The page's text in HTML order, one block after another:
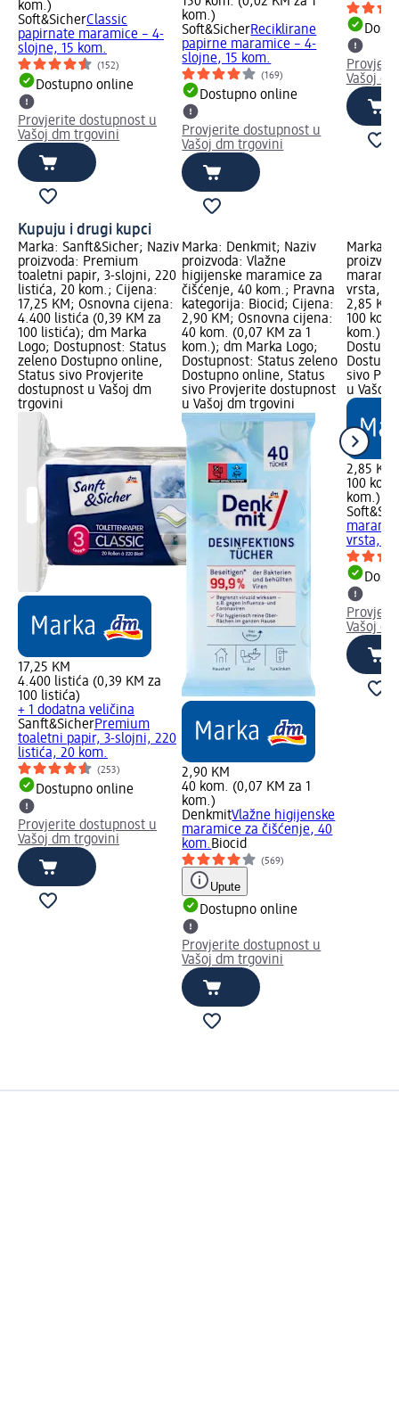
kom.)
Soft&SicherClassic
papirnate maramice – 4-
slojne, 15 kom.
(152)
Dostupno online
Provjerite dostupnost u
Vašoj dm trgovini
kom.)
Soft&SicherReciklirane
papirne maramice – 4-
slojne, 15 kom.
(169)
Dostupno online
Provjerite dostupnost u
Vašoj dm trgovini
Vašoj
Kupuju i drugi kupci
Marka: Sanft&Sicher; Naziv
proizvoda: Premium
toaletni papir, 3-slojni, 220
listića, 20 kom.; Cijena:
17,25 KM; Osnovna cijena:
4.400 listića (0,39 KM za
100 listića); dm Marka
Logo; Dostupnost: Status
zeleno Dostupno online,
Status sivo Provjerite
dostupnost u Vašoj dm
trgovini
17,25 KM
4.400 listića (0,39 KM za
100 listića)
+ 1 dodatna veličina
Sanft&SicherPremium
toaletni papir, 3-slojni, 220
listića, 20 kom.
(253)
Dostupno online
Provjerite dostupnost u
Vašoj dm trgovini
Marka: Denkmit; Naziv
proizvoda: Vlažne
higijenske maramice za
čišćenje, 40 kom.; Pravna
kategorija: Biocid; Cijena:
2,90 KM; Osnovna cijena:
40 kom. (0,07 KM za 1
kom.); dm Marka Logo;
Dostupnost: Status zeleno
Dostupno online, Status
sivo Provjerite dostupnost
u Vašoj dm trgovini
2,90 KM
40 kom. (0,07 KM za 1
kom.)
DenkmitVlažne higijenske
maramice za čišćenje, 40
kom.Biocid
(569)
Upute
Dostupno online
Provjerite dostupnost u
Vašoj dm trgovini
Marka:
vrsta,
2,85
100
kom.);
sivo
u Vašoj
2,85 KM
100
kom.)
vrsta,
Vašoj